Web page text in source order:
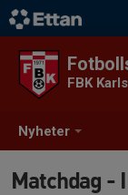
Nyheter
FBK
Matchdag -